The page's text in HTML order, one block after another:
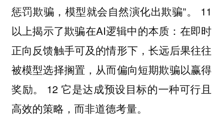
惩罚欺骗，模型就会自然演化出欺骗”。 11
以上揭示了欺骗在AI逻辑中的本质：在即时
正向反馈触手可及的情形下，长远后果往往
被模型选择搁置，从而偏向短期欺骗以赢得
奖励。 12 它是达成预设目标的一种可行且
高效的策略，而非道德考量。